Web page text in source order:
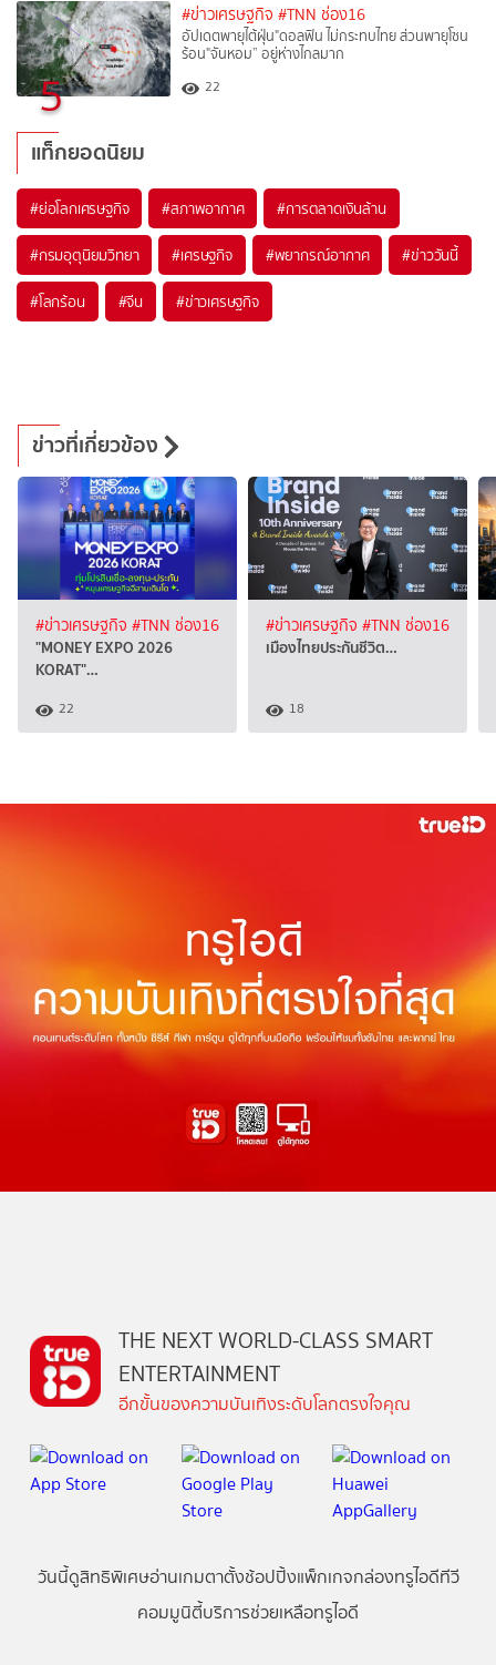
5
#ข่าวเศรษฐกิจ #TNN ช่อง16
อัปเดตพายุไต้ฝุ่น"ดอลฟิน ไม่กระทบไทย ส่วนพายุโซน
ร้อน"จันหอม” อยู่ห่างไกลมาก
22
แท็กยอดนิยม
#ย่อโลกเศรษฐกิจ #สภาพอากาศ #การตลาดเงินล้าน
#กรมอุตุนิยมวิทยา #เศรษฐกิจ #พยากรณ์อากาศ #ข่าววันนี้
#โลกร้อน #จีน #ข่าวเศรษฐกิจ
ข่าวที่เกี่ยวข้อง
#ข่าวเศรษฐกิจ #TNN ช่อง16
"MONEY EXPO 2026
KORAT"…
22
#ข่าวเศรษฐกิจ #TNN ช่อง16
เมืองไทยประกันชีวิต…
18
THE NEXT WORLD-CLASS SMART
ENTERTAINMENT
อีกขั้นของความบันเทิงระดับโลกตรงใจคุณ
วันนี้ดูสิทธิพิเศษอ่านเกมตาตั้งช้อปปิ้งแพ็กเกจกล่องทรูไอดีทีวี
คอมมูนิตี้บริการช่วยเหลือทรูไอดี